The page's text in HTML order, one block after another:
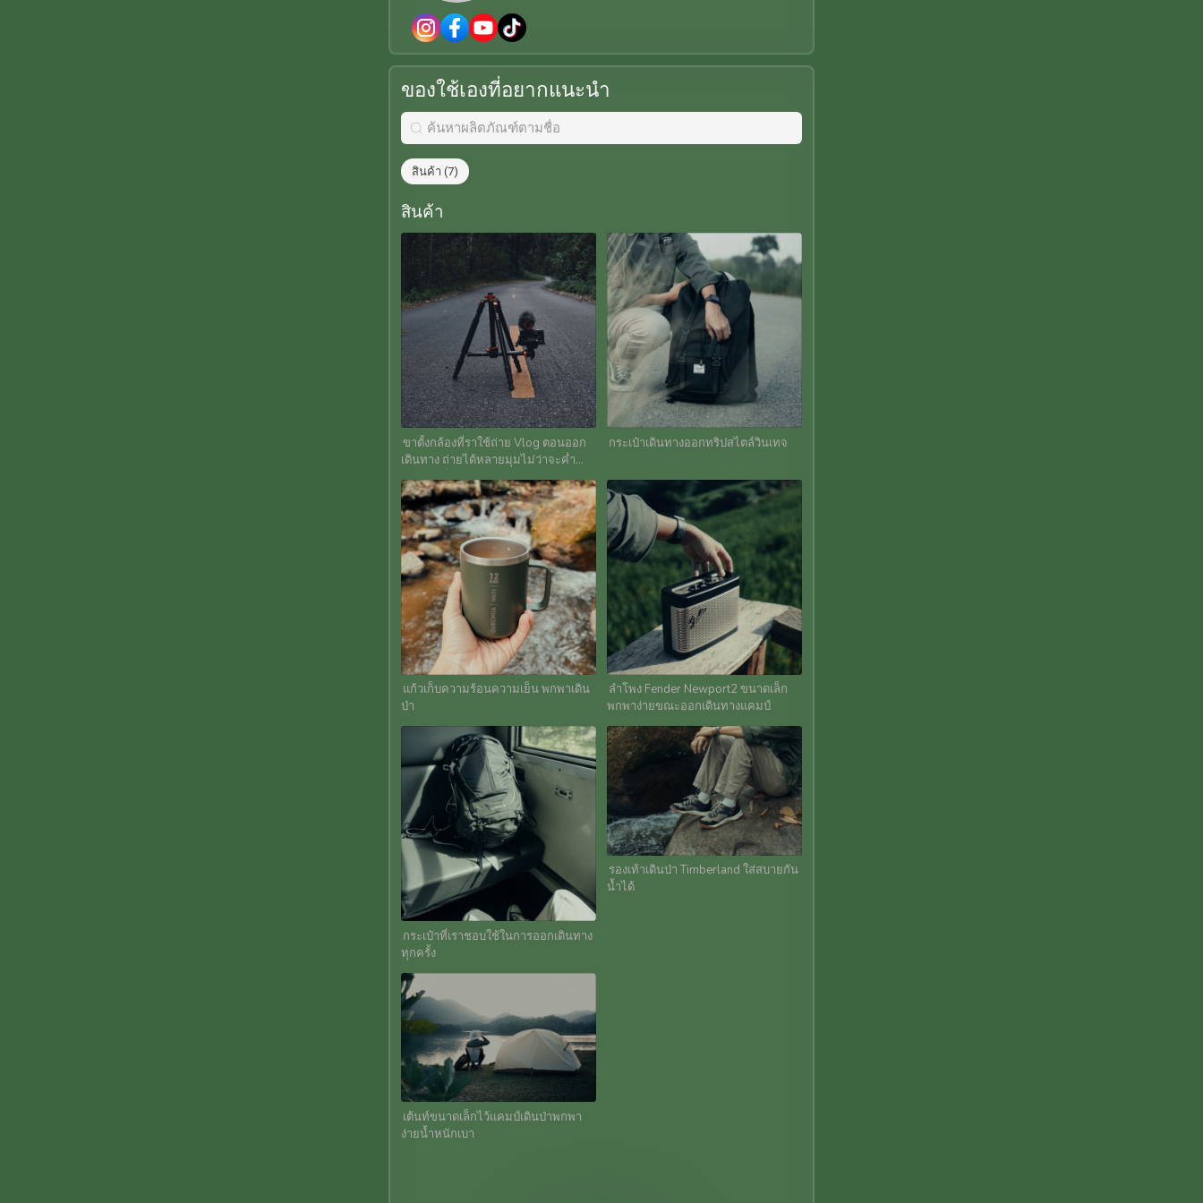
ของใช้เองที่อยากแนะนำ
สินค้า (7)
สินค้า
ขาตั้งกล้องที่ราใช้ถ่าย Vlog ตอนออก
เดินทาง ถ่ายได้หลายมุมไม่ว่าจะค่ำ
หรือสูง เก็บง่ายพกพาได้สดวก
กระเป๋าเดินทางออกทริปสไตล์วินเทจ
แก้วเก็บความร้อนความเย็น พกพาเดิน
ป่า
ลำโพง Fender Newport2 ขนาดเล็ก
พกพาง่ายขณะออกเดินทางแคมป์
กระเป๋าที่เราชอบใช้ในการออกเดินทาง
ทุกครั้ง
รองเท้าเดินป่า Timberland ใส่สบายกัน
น้ำได้
เต้นท์ขนาดเล็กไว้แคมป์เดินป่าพกพา
ง่ายน้ำหนักเบา